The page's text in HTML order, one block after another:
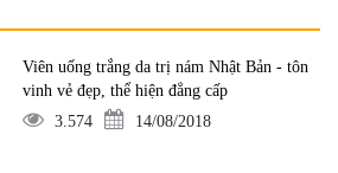
Viên uống trắng da trị nám Nhật Bản - tôn
vinh vẻ đẹp, thể hiện đẳng cấp
3.574
14/08/2018